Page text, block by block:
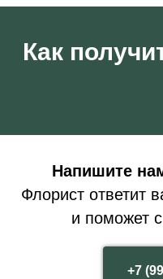
Как
Напишите
Флорист ответит
и поможет
+7